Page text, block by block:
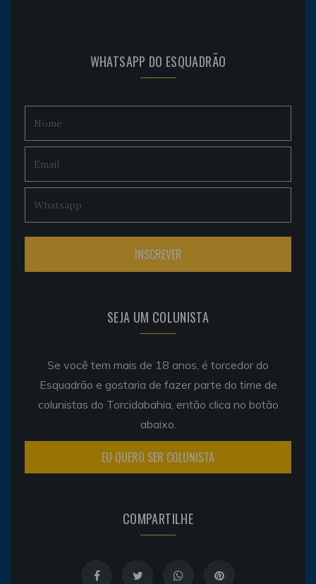
WHATSAPP DO ESQUADRÃO
SEJA UM COLUNISTA
Se você tem mais de 18 anos, é torcedor do
Esquadrão e gostaria de fazer parte do time de
colunistas do Torcidabahia, então clica no botão
abaixo.
EU QUERO SER COLUNISTA
COMPARTILHE